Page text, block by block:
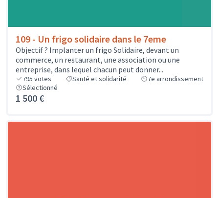
109 - Un frigo solidaire dans le 7eme
Objectif ? Implanter un frigo Solidaire, devant un
commerce, un restaurant, une association ou une
entreprise, dans lequel chacun peut donner...
795 votes Santé et solidarité
7e arrondissement
Sélectionné
1 500 €